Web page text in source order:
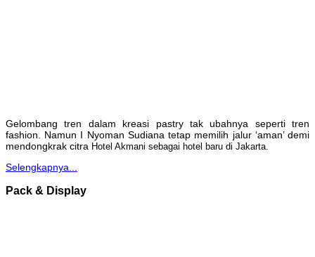
Gelombang tren dalam kreasi pastry tak ubahnya seperti tren
fashion. Namun I Nyoman Sudiana tetap memilih jalur ‘aman’ demi
mendongkrak citra Hotel Akmani sebagai hotel baru di Jakarta.
Selengkapnya...
Pack & Display